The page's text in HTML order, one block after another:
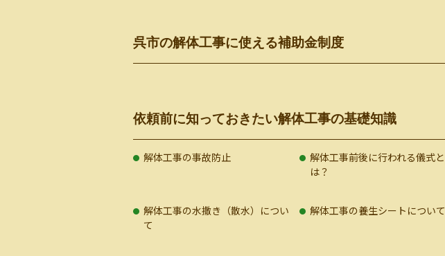
呉市の解体工事に使える補助金制度
依頼前に知っておきたい解体工事の基礎知識
解体工事の事故防止
解体工事前後に行われる儀式と
は？
解体工事の水撒き（散水）につい
て
解体工事の養生シートについて